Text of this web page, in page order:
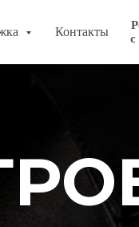
Контакты
с